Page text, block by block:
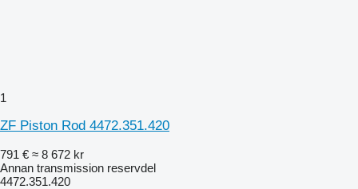
1
ZF Piston Rod 4472.351.420
791 € ≈ 8 672 kr
Annan transmission reservdel
4472.351.420